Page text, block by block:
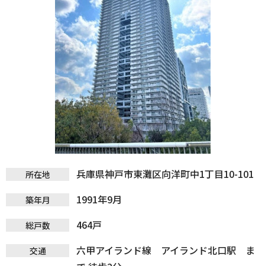
所在地 兵庫県神戸市東灘区向洋町中1丁目10-101
築年月 1991年9月
総戸数 464戸
交通
六甲アイランド線 アイランド北口駅 ま